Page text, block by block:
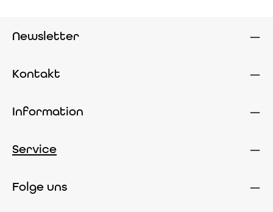
Newsletter
Kontakt
Information
Service
Folge uns